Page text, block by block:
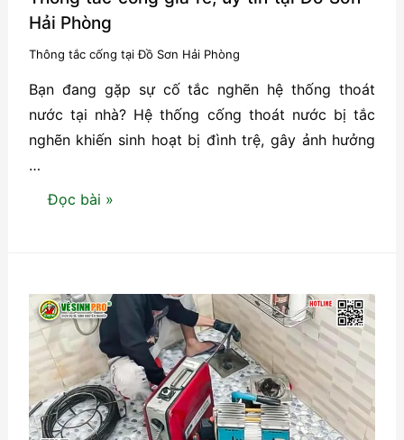
Hải Phòng
Thông tắc cống tại Đồ Sơn Hải Phòng
Bạn đang gặp sự cố tắc nghẽn hệ thống thoát
nước tại nhà? Hệ thống cống thoát nước bị tắc
nghẽn khiến sinh hoạt bị đình trệ, gây ảnh hưởng
…
Thông
rẻ,
uy
tín
tại
Đồ
Sơn
Đọc bài »